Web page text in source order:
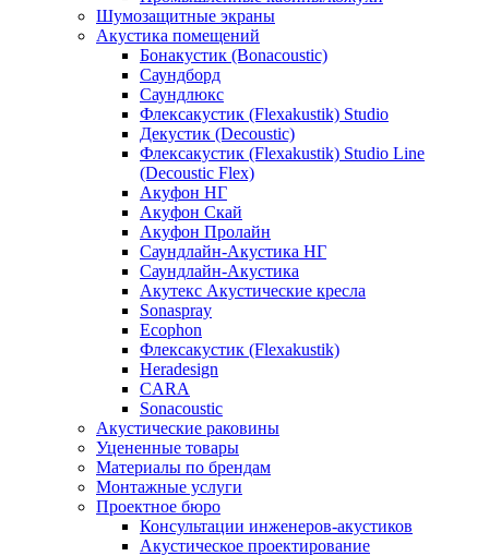
Шумозащитные экраны
Акустика помещений
Бонакустик (Bonacoustic)
Саундборд
Саундлюкс
Флексакустик (Flexakustik) Studio
Декустик (Decoustic)
Флексакустик (Flexakustik) Studio Line
(Decoustic Flex)
Акуфон НГ
Акуфон Скай
Акуфон Пролайн
Саундлайн-Акустика НГ
Саундлайн-Акустика
Акутекс Акустические кресла
Sonaspray
Ecophon
Флексакустик (Flexakustik)
Heradesign
CARA
Sonacoustic
Акустические раковины
Уцененные товары
Материалы по брендам
Монтажные услуги
Проектное бюро
Консультации инженеров-акустиков
Акустическое проектирование